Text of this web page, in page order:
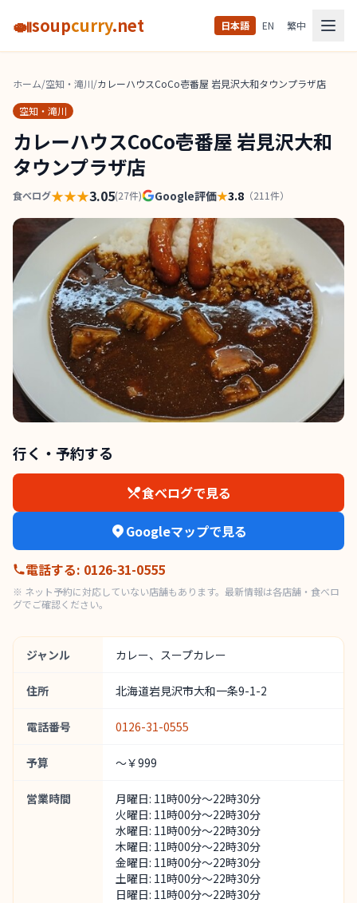
🍛soupcurry.net 日本語 EN 繁中
ホーム/空知・滝川/カレーハウスCoCo壱番屋 岩見沢大和タウンプラザ店
空知・滝川
カレーハウスCoCo壱番屋 岩見沢大和
タウンプラザ店
食べログ★★★3.05(27件) Google評価★3.8 （211件）
行く・予約する
食べログで見る
Googleマップで見る
電話する: 0126-31-0555
※ ネット予約に対応していない店舗もあります。最新情報は各店舗・食べロ
グでご確認ください。
ジャンル カレー、スープカレー
住所 北海道岩見沢市大和一条9-1-2
電話番号 0126-31-0555
予算 ～￥999
営業時間
月曜日: 11時00分～22時30分
火曜日: 11時00分～22時30分
水曜日: 11時00分～22時30分
木曜日: 11時00分～22時30分
金曜日: 11時00分～22時30分
土曜日: 11時00分～22時30分
日曜日: 11時00分～22時30分